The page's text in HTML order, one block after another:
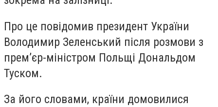
Про це повідомив президент України
Володимир Зеленський після розмови з
премʼєр-міністром Польщі Дональдом
Туском.
За його словами, країни домовилися